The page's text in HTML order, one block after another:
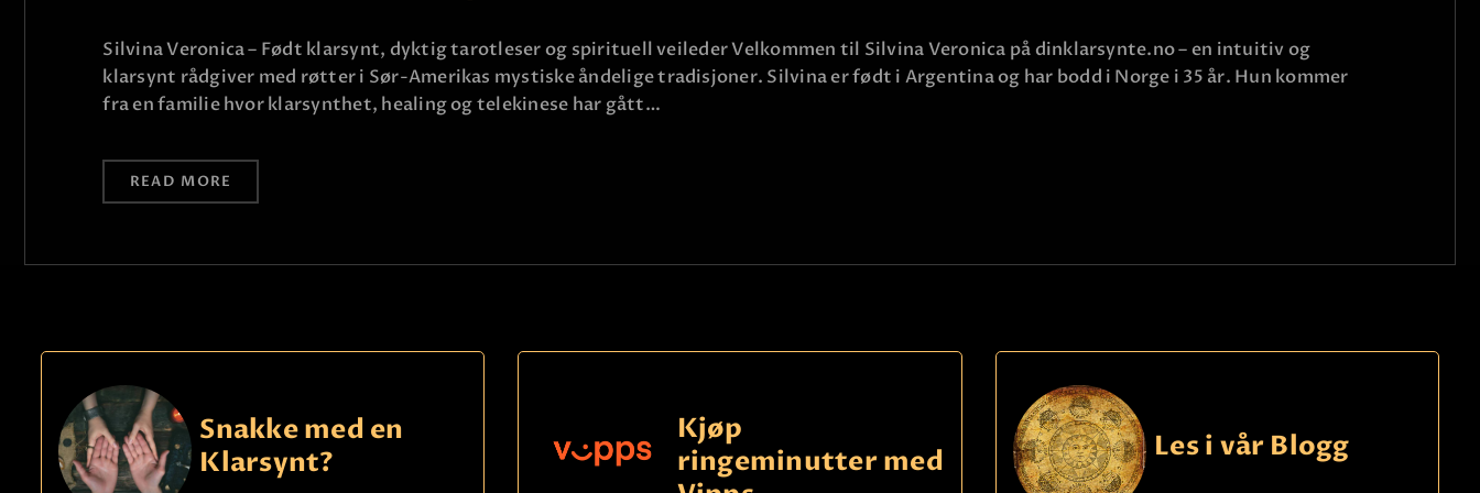
KLARSYNT
FAQ
Silvina Veronica – Født klarsynt, dyktig tarotleser og spirituell veileder Velkommen til Silvina Veronica på dinklarsynte.no – en intuitiv og
klarsynt rådgiver med røtter i Sør-Amerikas mystiske åndelige tradisjoner. Silvina er født i Argentina og har bodd i Norge i 35 år. Hun kommer
fra en familie hvor klarsynthet, healing og telekinese har gått…
READ MORE
Snakke med en
Klarsynt?
Kjøp
ringeminutter med
Les i vår Blogg